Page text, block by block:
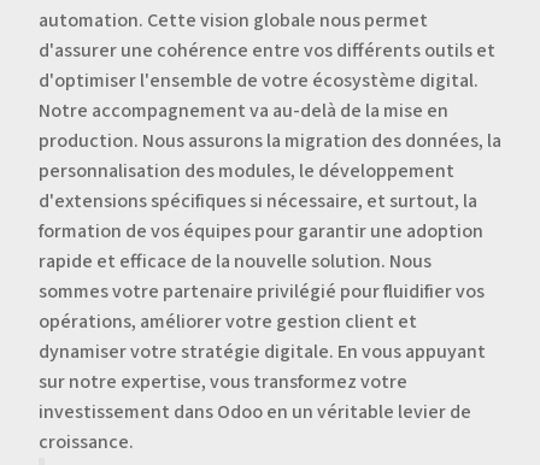
automation. Cette vision globale nous permet
d'assurer une cohérence entre vos différents outils et
d'optimiser l'ensemble de votre écosystème digital.
Notre accompagnement va au-delà de la mise en
production. Nous assurons la migration des données, la
personnalisation des modules, le développement
d'extensions spécifiques si nécessaire, et surtout, la
formation de vos équipes pour garantir une adoption
rapide et efficace de la nouvelle solution. Nous
sommes votre partenaire privilégié pour fluidifier vos
opérations, améliorer votre gestion client et
dynamiser votre stratégie digitale. En vous appuyant
sur notre expertise, vous transformez votre
investissement dans Odoo en un véritable levier de
croissance.